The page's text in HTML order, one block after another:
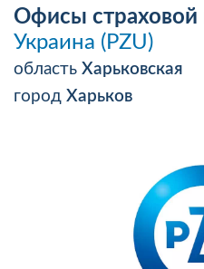
Офисы страховой
Украина (PZU)
область Харьковская
город Харьков